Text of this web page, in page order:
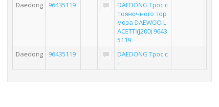
Daedong
96435119
DAEDONG Трос с
тояночного тор
моза DAEWOO L
ACETTI(J200) 9643
5119
Daedong
96435119
DAEDONG Трос с
т